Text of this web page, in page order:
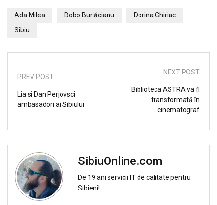
Ada Milea Bobo Burlăcianu
Dorina Chiriac
Sibiu
PREV POST
Lia si Dan Perjovsci
ambasadori ai Sibiului
NEXT POST
Biblioteca ASTRA va fi
transformată în
cinematograf
SibiuOnline.com
De 19 ani servicii IT de calitate pentru
Sibieni!